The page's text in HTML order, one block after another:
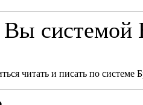
Вы системой
читать и писать по системе